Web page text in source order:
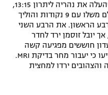
(4 מ-4 מהשדה) של ג'ו אלכסנדר, שהעלה את נהריה ליתרון 13:15,
אולם גם כריס ג'ונס הציג רבע מושלם משלו עם 9 נקודות והוליך
הראשון. את הרבע השני
מכבי תל אביב עם ריצת 0:8, אך יובל זוסמן ירד לחדר
חוששים מפגיעה קשה
בברך ולהיעדרות ממושכת ואף הודיעו כי יעבור מחר בדיקת MRI.
ירדו למחצית